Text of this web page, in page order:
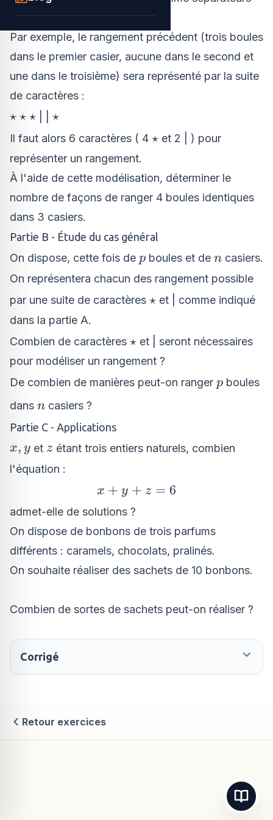
entre les différents casiers.
Par exemple, le rangement précédent (trois boules
dans le premier casier, aucune dans le second et
une dans le troisième) sera représenté par la suite
de caractères :
\star
\star
\star
⋆⋆⋆| | \star
⋆
Il faut alors 6 caractères ( 4 \star
⋆ et 2 | ) pour
représenter un rangement.
À l'aide de cette modélisation, déterminer le
nombre de façons de ranger 4 boules identiques
dans 3 casiers.
Partie B - Étude du cas général
On dispose, cette fois de p
p boules et de n
n casiers.
On représentera chacun des rangement possible
par une suite de caractères \star
⋆ et | comme indiqué
dans la partie A.
Combien de caractères \star
⋆ et | seront nécessaires
pour modéliser un rangement ?
De combien de manières peut-on ranger p
p boules
dans n
n casiers ?
Partie C - Applications
x,
y
x, y et z
z étant trois entiers naturels, combien
l'équation :
x
+
y
+
z
=
x + y + z = 6
admet-elle de solutions ?
On dispose de bonbons de trois parfums
différents : caramels, chocolats, pralinés.
On souhaite réaliser des sachets de 10 bonbons.
Combien de sortes de sachets peut-on réaliser ?
Corrigé
Retour exercices